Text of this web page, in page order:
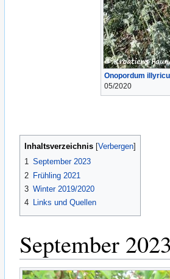
Onopordum
05/2020
Inhaltsverzeichnis
1 September 2023
2 Frühling 2021
3 Winter 2019/2020
4 Links und Quellen
September